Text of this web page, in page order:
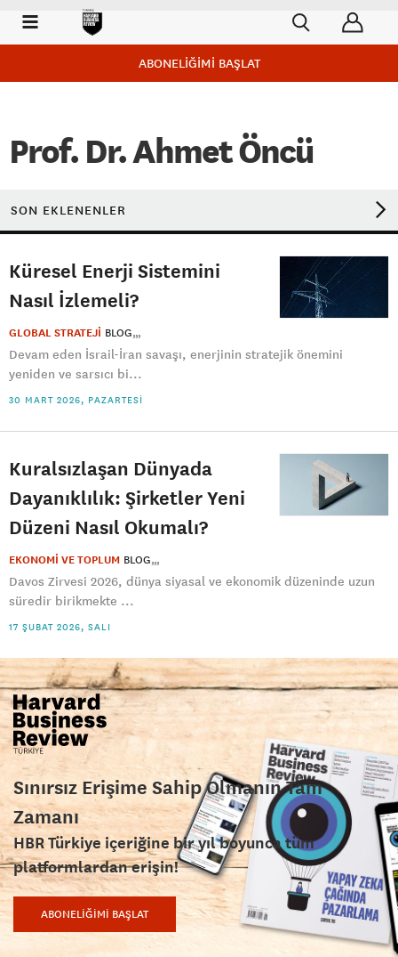
ABONELİĞİMİ BAŞLAT
Prof. Dr. Ahmet Öncü
SON EKLENENLER
Küresel Enerji Sistemini
Nasıl İzlemeli?
GLOBAL STRATEJİ BLOG
Devam eden İsrail-İran savaşı, enerjinin stratejik önemini
yeniden ve sarsıcı bi...
30 MART 2026, PAZARTESI
Kuralsızlaşan Dünyada
Dayanıklılık: Şirketler Yeni
Düzeni Nasıl Okumalı?
EKONOMİ VE TOPLUM BLOG
Davos Zirvesi 2026, dünya siyasal ve ekonomik düzeninde uzun
süredir birikmekte ...
17 ŞUBAT 2026, SALI
Sınırsız Erişime Sahip Olmanın Tam
Zamanı
HBR Türkiye içeriğine bir yıl boyunca tüm
platformlardan erişin!
ABONELİĞİMİ BAŞLAT